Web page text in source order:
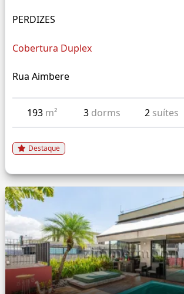
PERDIZES
Cobertura Duplex
Rua Aimbere
193 m² 3 dorms 2 suítes
Destaque